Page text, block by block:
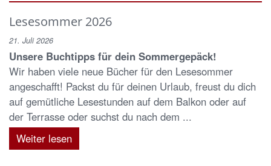
Lesesommer 2026
21. Juli 2026
Unsere Buchtipps für dein Sommergepäck!
Wir haben viele neue Bücher für den Lesesommer
angeschafft! Packst du für deinen Urlaub, freust du dich
auf gemütliche Lesestunden auf dem Balkon oder auf
der Terrasse oder suchst du nach dem ...
Weiter lesen